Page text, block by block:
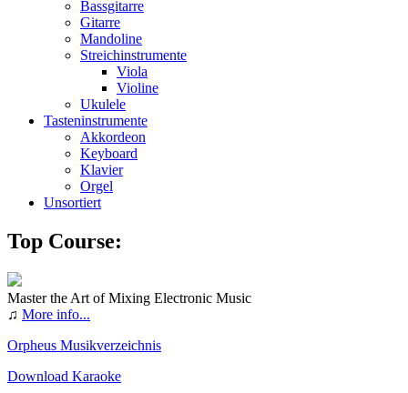
Bassgitarre
Gitarre
Mandoline
Streichinstrumente
Viola
Violine
Ukulele
Tasteninstrumente
Akkordeon
Keyboard
Klavier
Orgel
Unsortiert
Top Course:
Master the Art of Mixing Electronic Music
♫ More info...
Orpheus Musikverzeichnis
Download Karaoke